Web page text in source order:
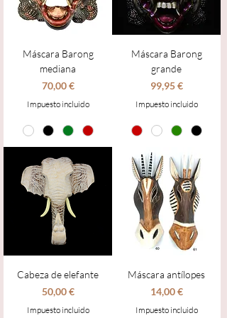
Máscara Barong
mediana
Precio
70,00 €
Impuesto incluido
Máscara Barong
grande
Precio
99,95 €
Impuesto incluido
Cabeza de elefante
Precio
50,00 €
Impuesto incluido
Máscara antílopes
Precio
14,00 €
Impuesto incluido